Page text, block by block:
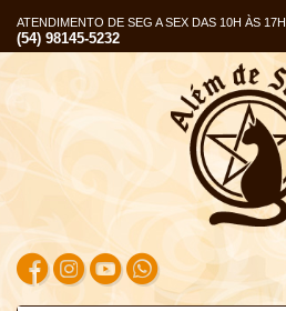
ATENDIMENTO DE SEG A SEX DAS 10H ÀS 17H
(54) 98145-5232